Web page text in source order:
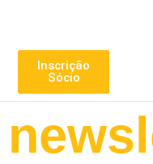
Inscrição
Sócio